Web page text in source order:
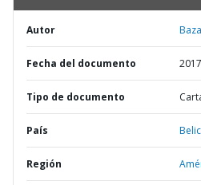
Autor
Fecha del documento
Tipo de documento
País
Región